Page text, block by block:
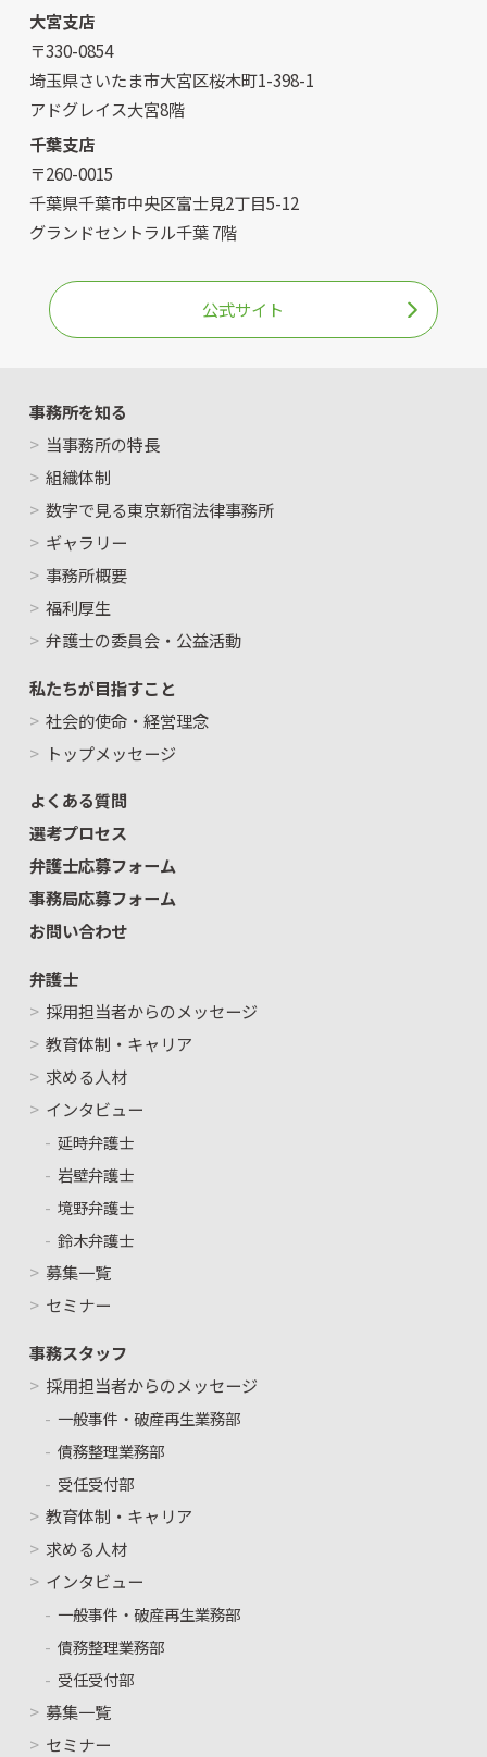
大宮支店
〒330-0854
埼玉県さいたま市大宮区桜木町1-398-1
アドグレイス大宮8階
千葉支店
〒260-0015
千葉県千葉市中央区富士見2丁目5-12
グランドセントラル千葉 7階
公式サイト
事務所を知る
当事務所の特長
組織体制
数字で見る東京新宿法律事務所
ギャラリー
事務所概要
福利厚生
弁護士の委員会・公益活動
私たちが目指すこと
社会的使命・経営理念
トップメッセージ
よくある質問
選考プロセス
弁護士応募フォーム
事務局応募フォーム
お問い合わせ
弁護士
採用担当者からのメッセージ
教育体制・キャリア
求める人材
インタビュー
延時弁護士
岩壁弁護士
境野弁護士
鈴木弁護士
募集一覧
セミナー
事務スタッフ
採用担当者からのメッセージ
一般事件・破産再生業務部
債務整理業務部
受任受付部
教育体制・キャリア
求める人材
インタビュー
一般事件・破産再生業務部
債務整理業務部
受任受付部
募集一覧
セミナー